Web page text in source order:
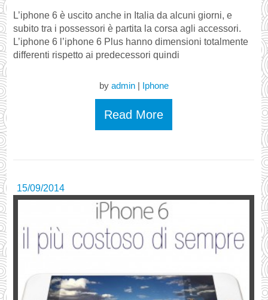
L’iphone 6 è uscito anche in Italia da alcuni giorni, e
subito tra i possessori è partita la corsa agli accessori.
L’iphone 6 l’iphone 6 Plus hanno dimensioni totalmente
differenti rispetto ai predecessori quindi
by admin| Iphone
Read More
15/09/2014